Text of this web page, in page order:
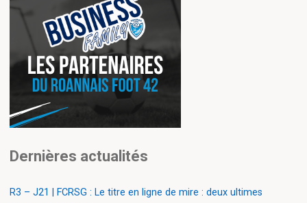
Dernières actualités
R3 – J21 | FCRSG : Le titre en ligne de mire : deux ultimes